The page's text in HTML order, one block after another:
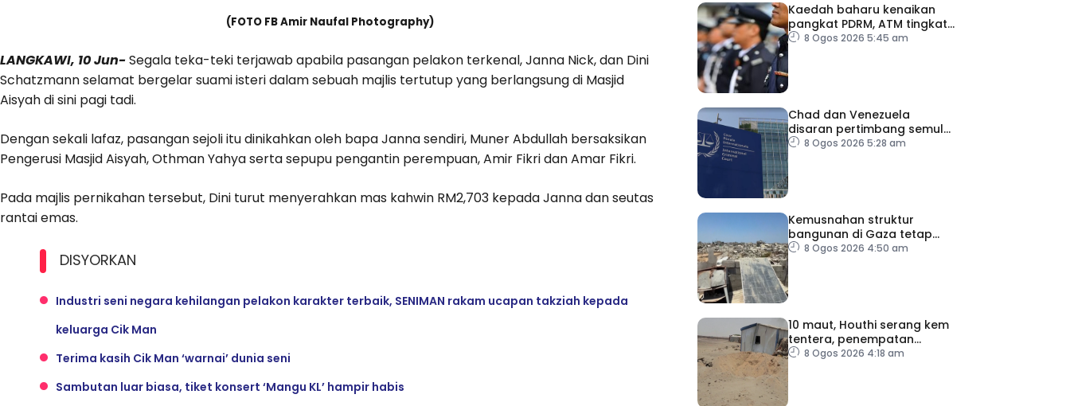
(FOTO FB Amir Naufal Photography)
LANGKAWI, 10 Jun-Segala teka-teki terjawab apabila pasangan pelakon terkenal, Janna Nick, dan Dini
Schatzmann selamat bergelar suami isteri dalam sebuah majlis tertutup yang berlangsung di Masjid
Aisyah di sini pagi tadi.
Dengan sekali lafaz, pasangan sejoli itu dinikahkan oleh bapa Janna sendiri, Muner Abdullah bersaksikan
Pengerusi Masjid Aisyah, Othman Yahya serta sepupu pengantin perempuan, Amir Fikri dan Amar Fikri.
Pada majlis pernikahan tersebut, Dini turut menyerahkan mas kahwin RM2,703 kepada Janna dan seutas
rantai emas.
DISYORKAN
Industri seni negara kehilangan pelakon karakter terbaik, SENIMAN rakam ucapan takziah kepada
keluarga Cik Man
Terima kasih Cik Man ‘warnai’ dunia seni
Sambutan luar biasa, tiket konsert ‘Mangu KL’ hampir habis
Kaedah baharu kenaikan
pangkat PDRM, ATM tingkat
profesionalisme, perkukuh
8 Ogos 2026 5:45 am
Chad dan Venezuela
disaran pertimbang semula
keputusan tarik diri
8 Ogos 2026 5:28 am
Kemusnahan struktur
bangunan di Gaza tetap
catat peningkatan
8 Ogos 2026 4:50 am
10 maut, Houthi serang kem
tentera, penempatan
pelarian
8 Ogos 2026 4:18 am